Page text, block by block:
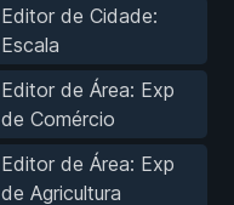
Editor de Cidade:
Escala
Editor de Área: Exp
de Comércio
Editor de Área: Exp
de Agricultura